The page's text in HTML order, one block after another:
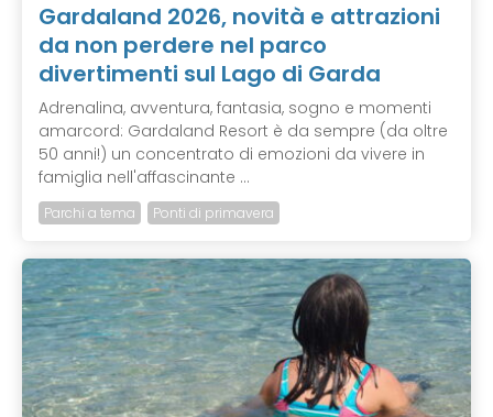
Gardaland 2026, novità e attrazioni
da non perdere nel parco
divertimenti sul Lago di Garda
Adrenalina, avventura, fantasia, sogno e momenti
amarcord: Gardaland Resort è da sempre (da oltre
50 anni!) un concentrato di emozioni da vivere in
famiglia nell'affascinante ...
Parchi a tema Ponti di primavera